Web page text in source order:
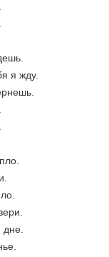
я жду.